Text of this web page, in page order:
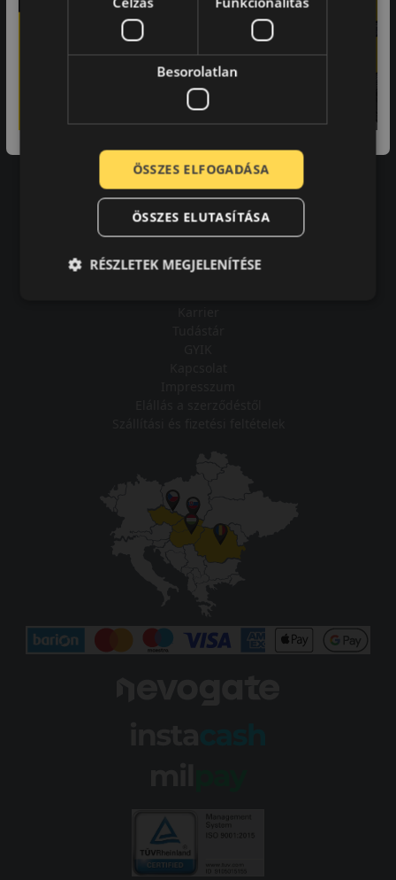
A bolt vásárlója
Minden tökéletesen működik.
Adatvédelmi tájékoztató
Besorolatlan
ÖSSZES ELFOGADÁSA
ÖSSZES ELUTASÍTÁSA
RÉSZLETEK MEGJELENÍTÉSE